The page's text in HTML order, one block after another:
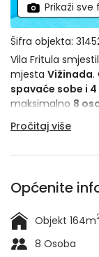
Prikaži
Šifra objekta:
Vila Fritula
mjesta Vižinada.
spavaće sobe i
maksimalno 8
vašeg idealnog
ima sve što vam
Pročitaj više
Općenite
Objekt 164m
8 Osoba